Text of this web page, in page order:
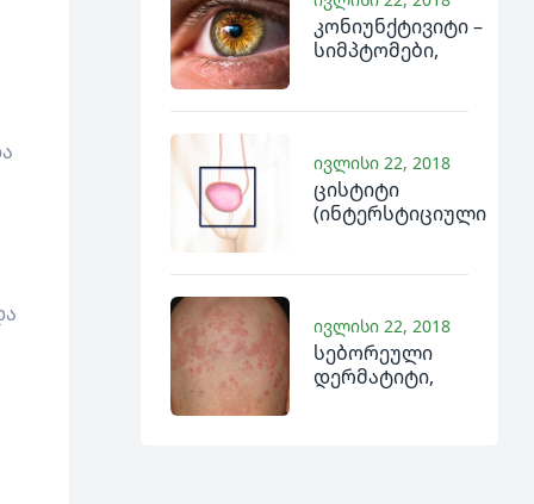
გავუმკლავდეთ
მათ ბუნებრივი
(ბიორეგულაციური)
კონიუნქტივიტი –
სიმპტომები,
ცისტიტი
(ინტერსტიციული
ივლისი 22, 2018
სებორეული
დერმატიტი,
ივლისი 22, 2018